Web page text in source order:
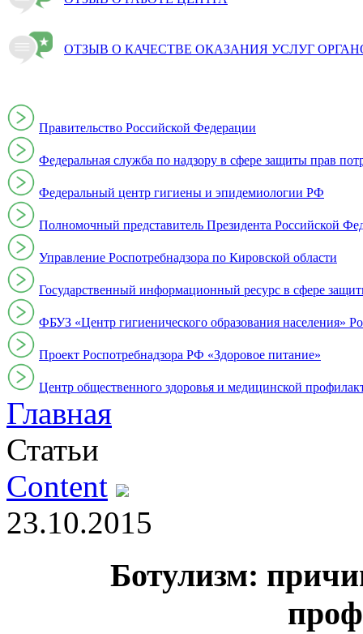
ОТЗЫВ О КАЧЕСТВЕ ОКАЗАНИЯ УСЛУГ
Правительство Российской Федерации
Федеральная служба по надзору в сфере защиты прав
Федеральный центр гигиены и эпидемиологии РФ
Полномочный представитель Президента Российской
Управление Роспотребнадзора по Кировской области
Государственный информационный ресурс в сфере
ФБУЗ «Центр гигиенического образования населения»
Проект Роспотребнадзора РФ «Здоровое питание»
Центр общественного здоровья и медицинской
Главная
Статьи
Content
23.10.2015
Ботулизм: